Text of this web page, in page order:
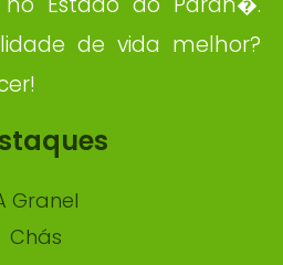
de vida melhor?
Granel
Chás